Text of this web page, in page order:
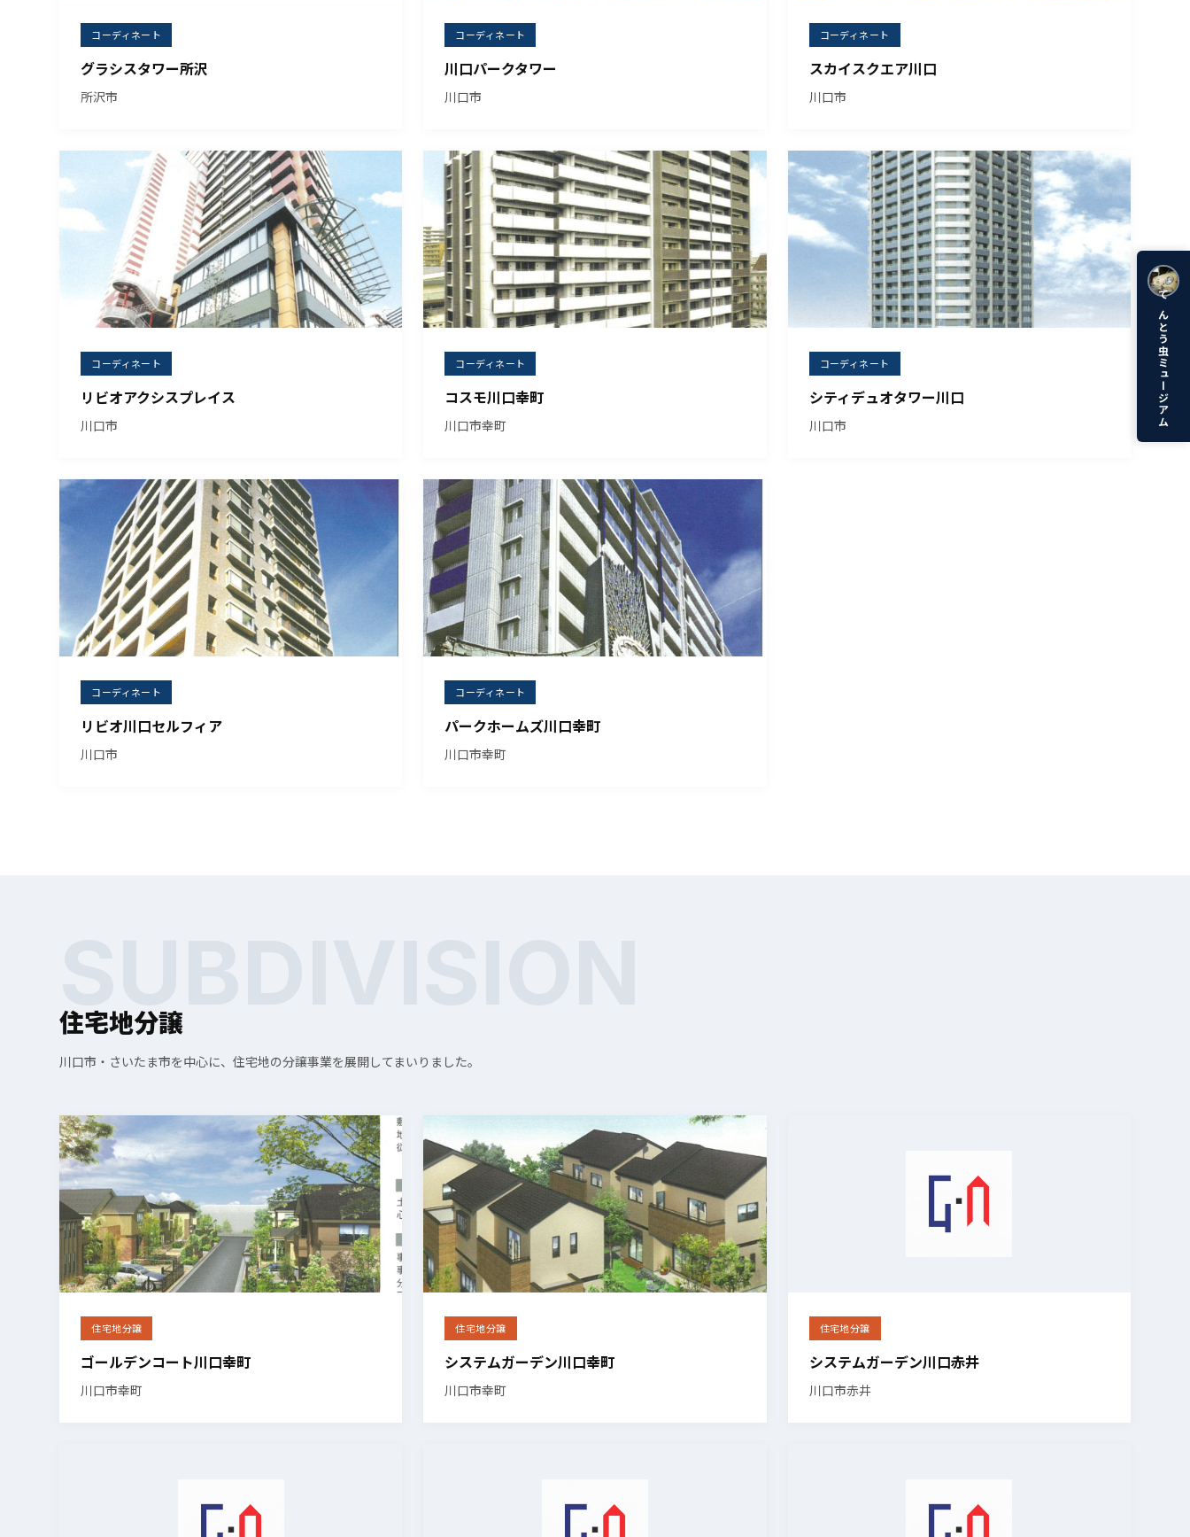
コーディネート
グラシスタワー所沢
所沢市
コーディネート
川口パークタワー
川口市
コーディネート
スカイスクエア川口
川口市
コーディネート
リビオアクシスプレイス
川口市
コーディネート
コスモ川口幸町
川口市幸町
コーディネート
シティデュオタワー川口
川口市
コーディネート
リビオ川口セルフィア
川口市
コーディネート
パークホームズ川口幸町
川口市幸町
住宅地分譲
川口市・さいたま市を中心に、住宅地の分譲事業を展開してまいりました。
住宅地分譲
ゴールデンコート川口幸町
川口市幸町
住宅地分譲
システムガーデン川口幸町
川口市幸町
住宅地分譲
システムガーデン川口赤井
川口市赤井
てんとう虫ミュージアム